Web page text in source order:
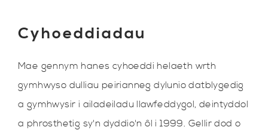
Cyhoeddiadau
Mae gennym hanes cyhoeddi helaeth wrth
gymhwyso dulliau peirianneg dylunio datblygedig
a gymhwysir i ailadeiladu llawfeddygol, deintyddol
a phrosthetig sy'n dyddio'n ôl i 1999. Gellir dod o